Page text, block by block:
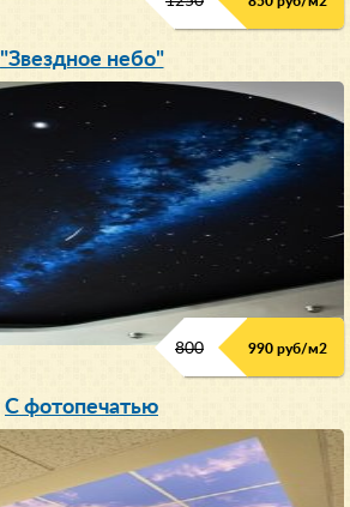
"Звездное небо"
800 990 руб/м2
С фотопечатью